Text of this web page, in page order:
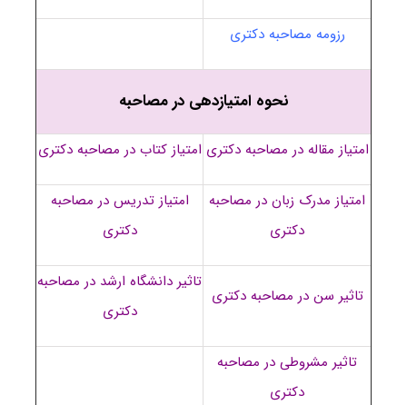
رزومه مصاحبه دکتری
نحوه امتیازدهی در مصاحبه
امتیاز مقاله در مصاحبه دکتری امتیاز کتاب در مصاحبه دکتری
امتیاز مدرک زبان در مصاحبه
دکتری
امتیاز تدریس در مصاحبه
دکتری
تاثیر سن در مصاحبه دکتری
تاثیر دانشگاه ارشد در مصاحبه
دکتری
تاثیر مشروطی در مصاحبه
دکتری